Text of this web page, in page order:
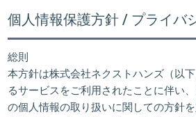
個人情報保護方針 / プライバ
総則
本方針は株式会社ネクストハンズ（以
るサービスをご利用されたことに伴い
の個人情報の取り扱いに関しての方針を